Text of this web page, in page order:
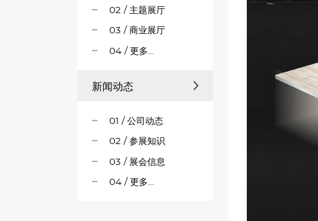
02 / 主题展厅
03 / 商业展厅
04 / 更多...
新闻动态
01 / 公司动态
02 / 参展知识
03 / 展会信息
04 / 更多...